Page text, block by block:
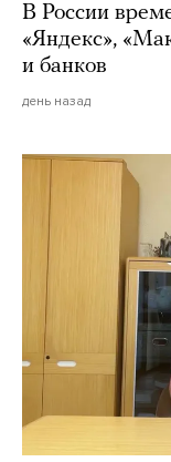
В России
«Яндекс»,
и банков
день назад